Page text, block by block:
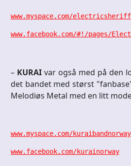
www.myspace.com/electricsheriff
www.facebook.com/#!/pages/
– KURAI var også med på den
det bandet med størst
Melodiøs Metal med en litt
www.myspace.com/kuraibandnorway
www.facebook.com/kurainorway